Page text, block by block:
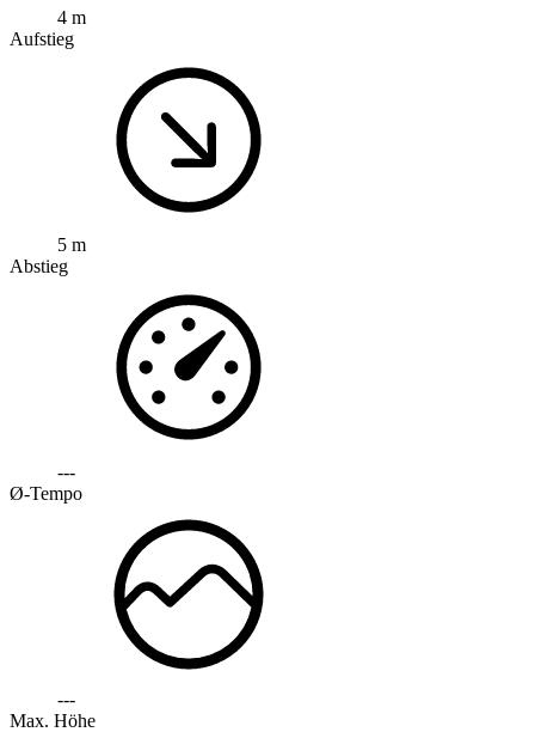
4 m
Aufstieg
5 m
Abstieg
---
Ø-Tempo
---
Max. Höhe